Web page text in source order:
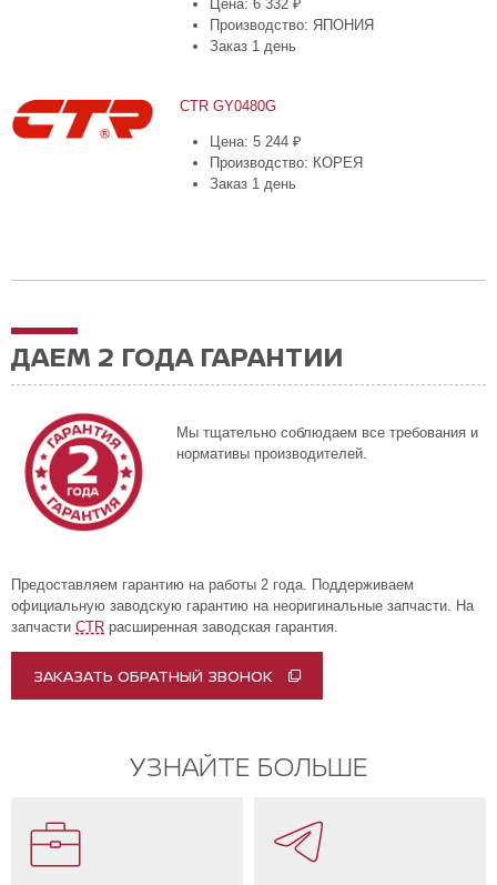
Цена: 6 332 ₽
Производство: ЯПОНИЯ
Заказ 1 день
CTR GY0480G
Цена: 5 244 ₽
Производство: КОРЕЯ
Заказ 1 день
ДАЕМ 2 ГОДА ГАРАНТИИ
Мы тщательно соблюдаем все требования и
нормативы производителей.
Предоставляем гарантию на работы 2 года. Поддерживаем
официальную заводскую гарантию на неоригинальные запчасти. На
запчасти CTR расширенная заводская гарантия.
ЗАКАЗАТЬ ОБРАТНЫЙ ЗВОНОК
УЗНАЙТЕ БОЛЬШЕ